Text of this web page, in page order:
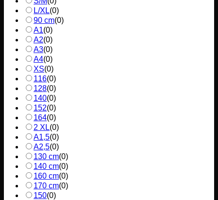
L/XL(0)
90 cm(0)
A1(0)
A2(0)
A3(0)
A4(0)
XS(0)
116(0)
128(0)
140(0)
152(0)
164(0)
2 XL(0)
A1,5(0)
A2,5(0)
130 cm(0)
140 cm(0)
160 cm(0)
170 cm(0)
150(0)